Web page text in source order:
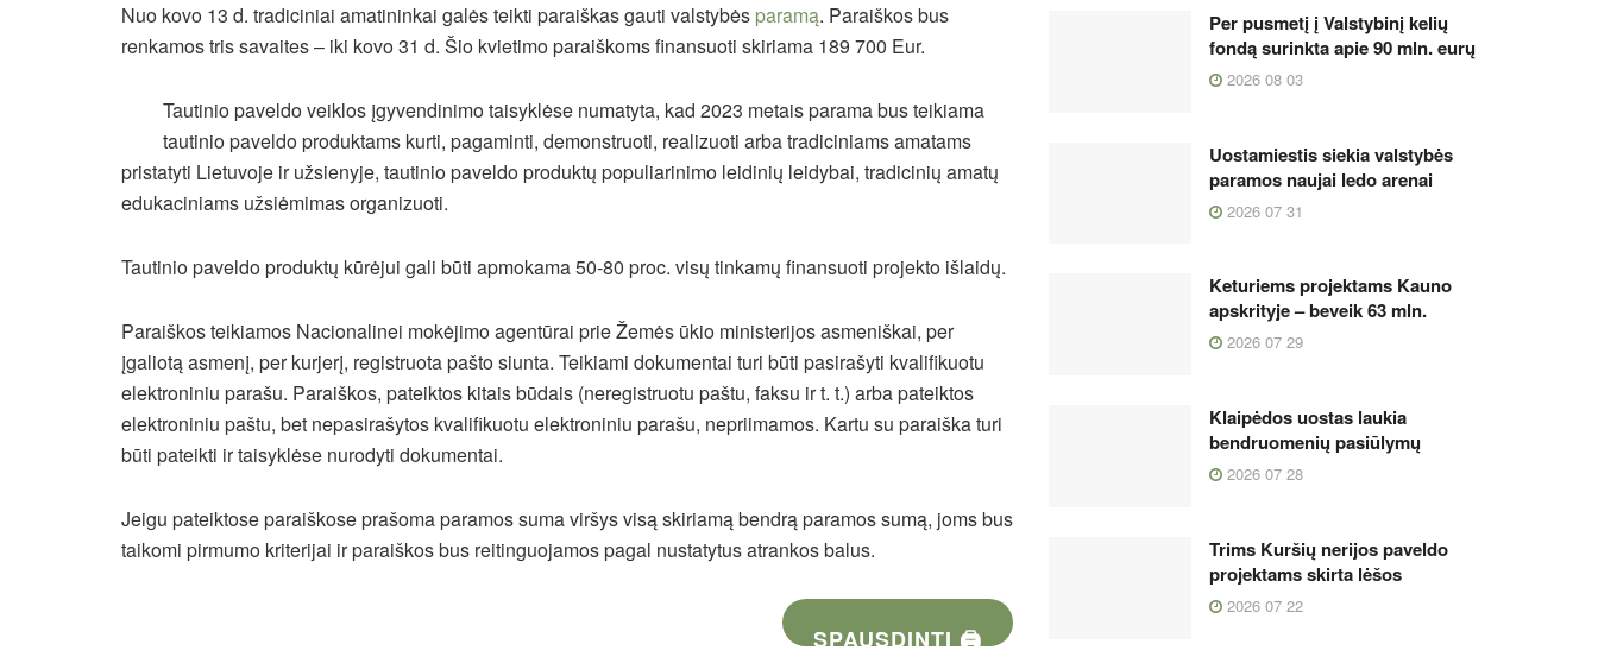
Nuo kovo 13 d. tradiciniai amatininkai galės teikti paraiškas gauti valstybės paramą. Paraiškos bus
renkamos tris savaites – iki kovo 31 d. Šio kvietimo paraiškoms finansuoti skiriama 189 700 Eur.
Tautinio paveldo veiklos įgyvendinimo taisyklėse numatyta, kad 2023 metais parama bus teikiama
tautinio paveldo produktams kurti, pagaminti, demonstruoti, realizuoti arba tradiciniams amatams
pristatyti Lietuvoje ir užsienyje, tautinio paveldo produktų populiarinimo leidinių leidybai, tradicinių amatų
edukaciniams užsiėmimas organizuoti.
Tautinio paveldo produktų kūrėjui gali būti apmokama 50-80 proc. visų tinkamų finansuoti projekto išlaidų.
Paraiškos teikiamos Nacionalinei mokėjimo agentūrai prie Žemės ūkio ministerijos asmeniškai, per
įgaliotą asmenį, per kurjerį, registruota pašto siunta. Teikiami dokumentai turi būti pasirašyti kvalifikuotu
elektroniniu parašu. Paraiškos, pateiktos kitais būdais (neregistruotu paštu, faksu ir t. t.) arba pateiktos
elektroniniu paštu, bet nepasirašytos kvalifikuotu elektroniniu parašu, nepriimamos. Kartu su paraiška turi
būti pateikti ir taisyklėse nurodyti dokumentai.
Jeigu pateiktose paraiškose prašoma paramos suma viršys visą skiriamą bendrą paramos sumą, joms bus
taikomi pirmumo kriterijai ir paraiškos bus reitinguojamos pagal nustatytus atrankos balus.
SPAUSDINTI 🖨
Per pusmetį į Valstybinį kelių
fondą surinkta apie 90 mln. eurų
2026 08 03
Uostamiestis siekia valstybės
paramos naujai ledo arenai
2026 07 31
Keturiems projektams Kauno
apskrityje – beveik 63 mln.
2026 07 29
Klaipėdos uostas laukia
bendruomenių pasiūlymų
2026 07 28
Trims Kuršių nerijos paveldo
projektams skirta lėšos
2026 07 22